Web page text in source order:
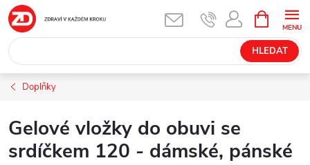
Přejít
na
obsah
HLEDAT
NÁKUPNÍ
KOŠÍK
Doplňky
Gelové vložky do obuvi se
srdíčkem 120 - dámské, pánské